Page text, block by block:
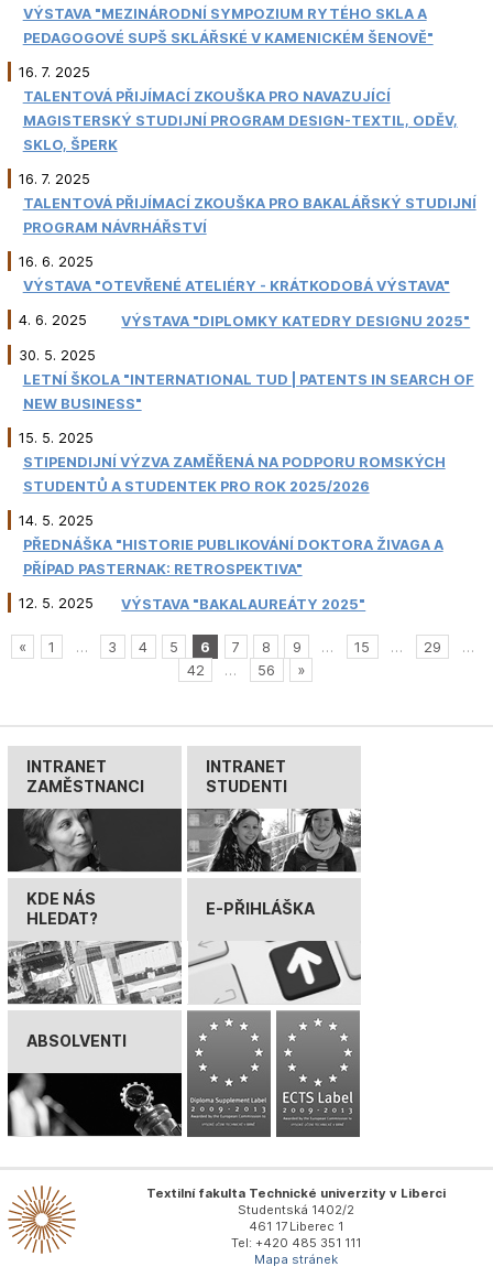
VÝSTAVA "MEZINÁRODNÍ SYMPOZIUM RYTÉHO SKLA A
PEDAGOGOVÉ SUPŠ SKLÁŘSKÉ V KAMENICKÉM ŠENOVĚ"
16. 7. 2025
TALENTOVÁ PŘIJÍMACÍ ZKOUŠKA PRO NAVAZUJÍCÍ
MAGISTERSKÝ STUDIJNÍ PROGRAM DESIGN-TEXTIL, ODĚV,
SKLO, ŠPERK
16. 7. 2025
TALENTOVÁ PŘIJÍMACÍ ZKOUŠKA PRO BAKALÁŘSKÝ STUDIJNÍ
PROGRAM NÁVRHÁŘSTVÍ
16. 6. 2025
VÝSTAVA "OTEVŘENÉ ATELIÉRY - KRÁTKODOBÁ VÝSTAVA"
4. 6. 2025 VÝSTAVA "DIPLOMKY KATEDRY DESIGNU 2025"
30. 5. 2025
LETNÍ ŠKOLA "INTERNATIONAL TUD | PATENTS IN SEARCH OF
NEW BUSINESS"
15. 5. 2025
STIPENDIJNÍ VÝZVA ZAMĚŘENÁ NA PODPORU ROMSKÝCH
STUDENTŮ A STUDENTEK PRO ROK 2025/2026
14. 5. 2025
PŘEDNÁŠKA "HISTORIE PUBLIKOVÁNÍ DOKTORA ŽIVAGA A
PŘÍPAD PASTERNAK: RETROSPEKTIVA"
12. 5. 2025 VÝSTAVA "BAKALAUREÁTY 2025"
« 1 … 3 4 5 6 7 8 9 … 15 … 29
…
42
… 56 »
INTRANET
ZAMĚSTNANCI
INTRANET
STUDENTI
KDE NÁS
HLEDAT?
E-PŘIHLÁŠKA
ABSOLVENTI
Textilní fakulta Technické univerzity v Liberci
Studentská 1402/2
461 17 Liberec 1
Tel: +420 485 351 111
Mapa stránek